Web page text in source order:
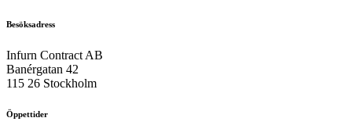
Besöksadress
Infurn Contract AB
Banérgatan 42
115 26 Stockholm
Öppettider